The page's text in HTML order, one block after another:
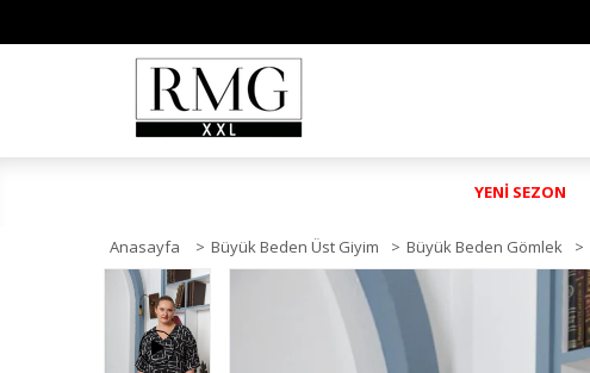
YENİ SEZON
Anasayfa > Büyük Beden Üst Giyim > Büyük Beden Gömlek >